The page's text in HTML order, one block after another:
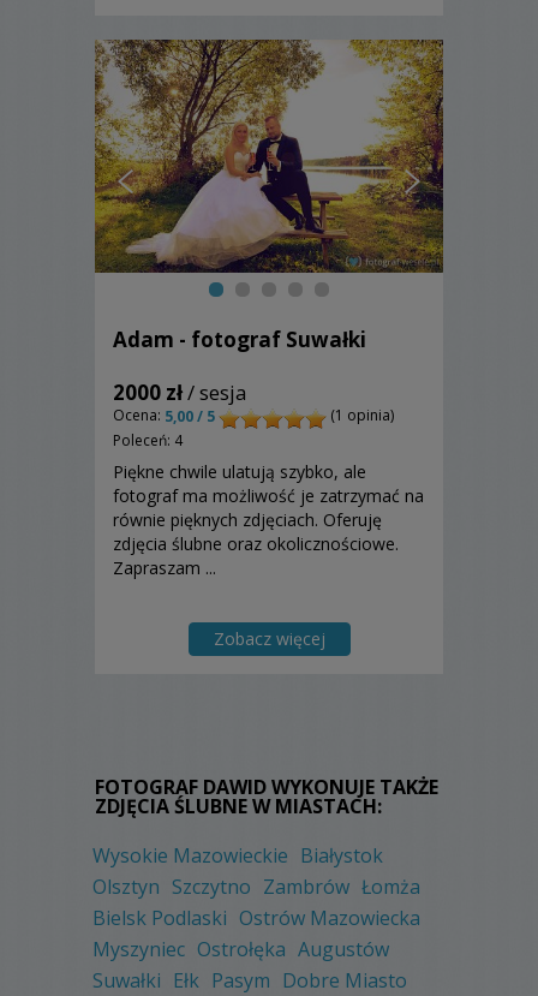
Adam - fotograf Suwałki
2000 zł/ sesja
Ocena: 5,00 / 5
(1 opinia)
Poleceń: 4
Piękne chwile ulatują szybko, ale
fotograf ma możliwość je zatrzymać na
równie pięknych zdjęciach. Oferuję
zdjęcia ślubne oraz okolicznościowe.
Zapraszam ...
Zobacz więcej
FOTOGRAF DAWID WYKONUJE TAKŻE
ZDJĘCIA ŚLUBNE W MIASTACH:
Wysokie Mazowieckie Białystok
Olsztyn Szczytno Zambrów Łomża
Bielsk Podlaski Ostrów Mazowiecka
Myszyniec Ostrołęka Augustów
Suwałki Ełk Pasym Dobre Miasto